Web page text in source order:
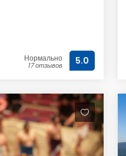
Нормально
17 отзывов 5.0